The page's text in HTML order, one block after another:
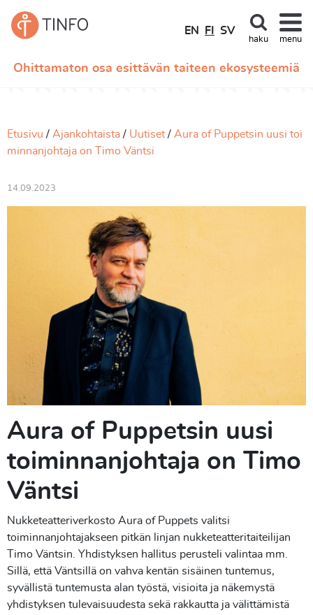
Ohittamaton osa esittävän taiteen ekosysteemiä
EN FI SV
haku menu
Etusivu Ajankohtaista Uutiset
Aura of Puppetsin uusi toi
minnanjohtaja on Timo Väntsi
14.09.2023
Aura of Puppetsin uusi
toiminnanjohtaja on Timo
Väntsi
Nukketeatteriverkosto Aura of Puppets valitsi
toiminnanjohtajakseen pitkän linjan nukketeatteritaiteilijan
Timo Väntsin. Yhdistyksen hallitus perusteli valintaa mm.
Sillä, että Väntsillä on vahva kentän sisäinen tuntemus,
syvällistä tuntemusta alan työstä, visioita ja näkemystä
yhdistyksen tulevaisuudesta sekä rakkautta ja välittämistä